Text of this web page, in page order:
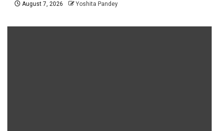
August 7, 2026 Yoshita Pandey